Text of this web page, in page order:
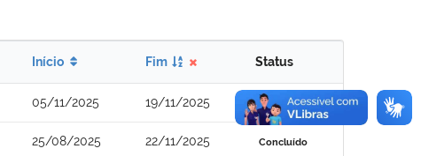
Início Fim Status
05/11/2025 19/11/2025 Concluído
25/08/2025 22/11/2025 Concluído